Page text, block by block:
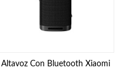
Altavoz Con Bluetooth Xiaomi